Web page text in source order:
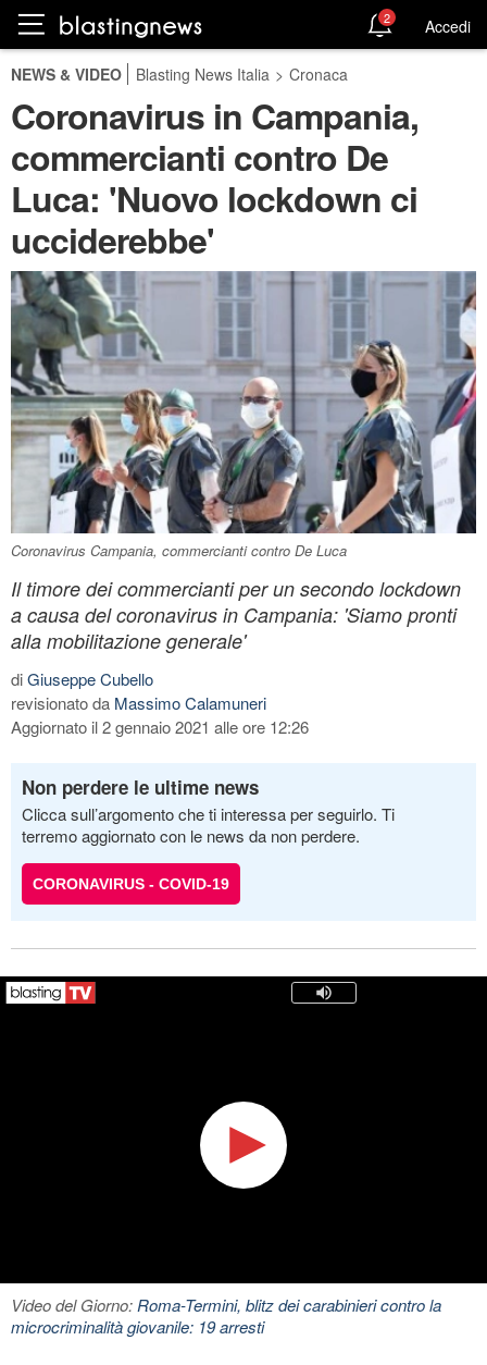
2 Accedi
NEWS & VIDEO Blasting News Italia > Cronaca
Coronavirus in Campania,
commercianti contro De
Luca: 'Nuovo lockdown ci
ucciderebbe'
Coronavirus Campania, commercianti contro De Luca
Il timore dei commercianti per un secondo lockdown
a causa del coronavirus in Campania: 'Siamo pronti
alla mobilitazione generale'
diGiuseppe Cubello
revisionato da Massimo Calamuneri
Aggiornato il 2 gennaio 2021 alle ore 12:26
Non perdere le ultime news
Clicca sull’argomento che ti interessa per seguirlo. Ti
terremo aggiornato con le news da non perdere.
CORONAVIRUS - COVID-19
Video del Giorno:Roma-Termini, blitz dei carabinieri contro la
microcriminalità giovanile: 19 arresti